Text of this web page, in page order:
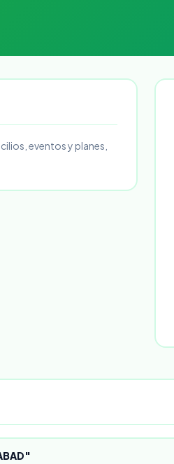
eventos y planes,